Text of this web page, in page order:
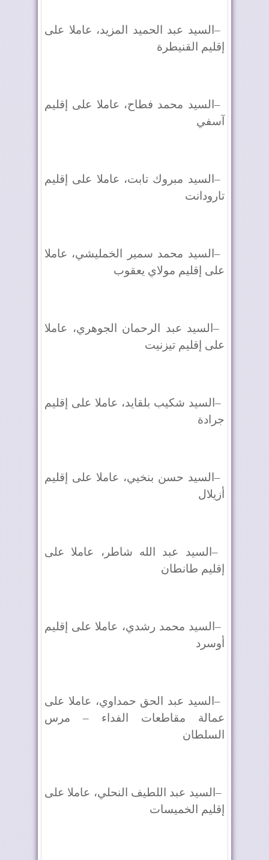
– السيد عبد الحميد المزيد، عاملا على
إقليم القنيطرة
– السيد محمد فطاح، عاملا على إقليم
آسفي
– السيد مبروك تابت، عاملا على إقليم
تارودانت
– السيد محمد سمير الخمليشي، عاملا
على إقليم مولاي يعقوب
–السيد عبد الرحمان الجوهري، عاملا
على إقليم تيزنيت
– السيد شكيب بلقايد، عاملا على إقليم
جرادة
– السيد حسن بنخيي، عاملا على إقليم
أزيلال
– السيد عبد الله شاطر، عاملا على
إقليم طانطان
– السيد محمد رشدي، عاملا على إقليم
أوسرد
–السيد عبد الحق حمداوي، عاملا على
عمالة مقاطعات الفداء – مرس
السلطان
– السيد عبد اللطيف النحلي، عاملا على
إقليم الخميسات